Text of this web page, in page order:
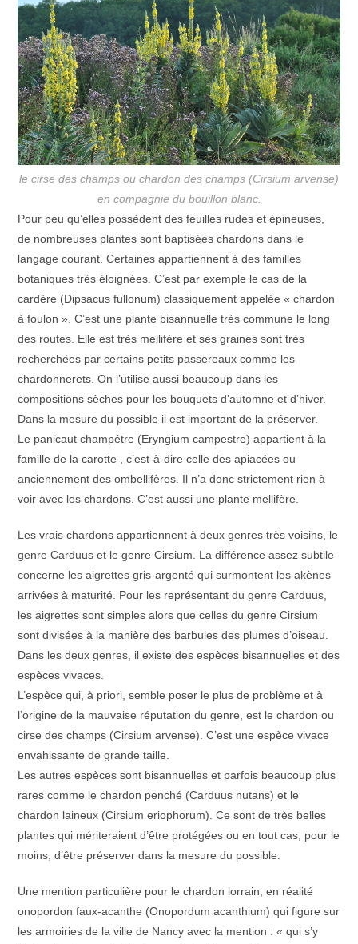
le cirse des champs ou chardon des champs (Cirsium arvense)
en compagnie du bouillon blanc.
Pour peu qu’elles possèdent des feuilles rudes et épineuses,
de nombreuses plantes sont baptisées chardons dans le
langage courant. Certaines appartiennent à des familles
botaniques très éloignées. C’est par exemple le cas de la
cardère (Dipsacus fullonum) classiquement appelée « chardon
à foulon ». C’est une plante bisannuelle très commune le long
des routes. Elle est très mellifère et ses graines sont très
recherchées par certains petits passereaux comme les
chardonnerets. On l’utilise aussi beaucoup dans les
compositions sèches pour les bouquets d’automne et d’hiver.
Dans la mesure du possible il est important de la préserver.
Le panicaut champêtre (Eryngium campestre) appartient à la
famille de la carotte , c’est-à-dire celle des apiacées ou
anciennement des ombellifères. Il n’a donc strictement rien à
voir avec les chardons. C’est aussi une plante mellifère.
Les vrais chardons appartiennent à deux genres très voisins, le
genre Carduus et le genre Cirsium. La différence assez subtile
concerne les aigrettes gris-argenté qui surmontent les akènes
arrivées à maturité. Pour les représentant du genre Carduus,
les aigrettes sont simples alors que celles du genre Cirsium
sont divisées à la manière des barbules des plumes d’oiseau.
Dans les deux genres, il existe des espèces bisannuelles et des
espèces vivaces.
L’espèce qui, à priori, semble poser le plus de problème et à
l’origine de la mauvaise réputation du genre, est le chardon ou
cirse des champs (Cirsium arvense). C’est une espèce vivace
envahissante de grande taille.
Les autres espèces sont bisannuelles et parfois beaucoup plus
rares comme le chardon penché (Carduus nutans) et le
chardon laineux (Cirsium eriophorum). Ce sont de très belles
plantes qui mériteraient d’être protégées ou en tout cas, pour le
moins, d’être préserver dans la mesure du possible.
Une mention particulière pour le chardon lorrain, en réalité
onopordon faux-acanthe (Onopordum acanthium) qui figure sur
les armoiries de la ville de Nancy avec la mention : « qui s’y